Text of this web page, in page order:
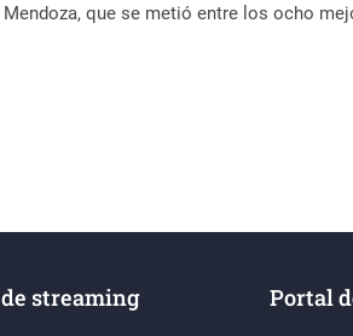
que se metió entre los ocho
streaming Portal